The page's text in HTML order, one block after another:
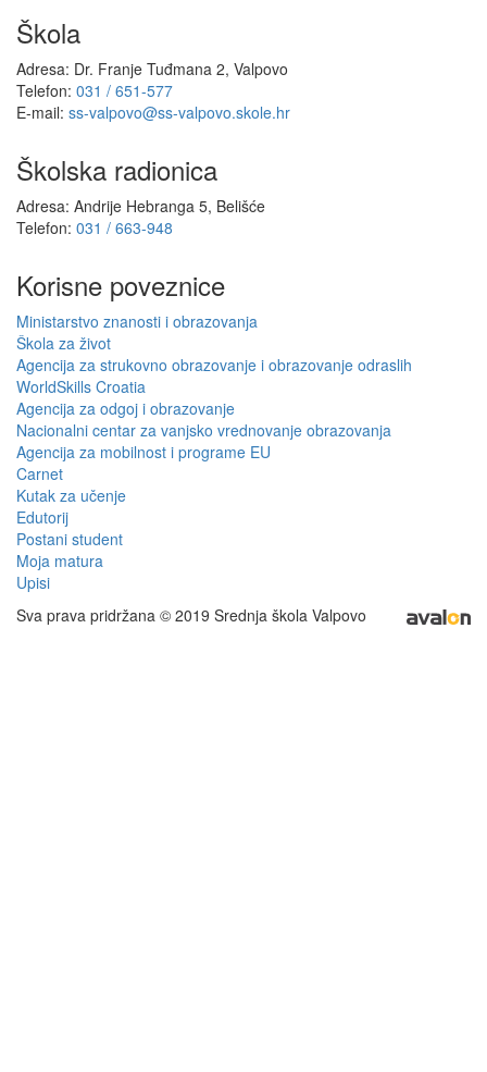
Škola
Adresa: Dr. Franje Tuđmana 2, Valpovo
Telefon: 031 / 651-577
E-mail: ss-valpovo@ss-valpovo.skole.hr
Školska radionica
Adresa: Andrije Hebranga 5, Belišće
Telefon: 031 / 663-948
Korisne poveznice
Ministarstvo znanosti i obrazovanja
Škola za život
Agencija za strukovno obrazovanje i obrazovanje odraslih
WorldSkills Croatia
Agencija za odgoj i obrazovanje
Nacionalni centar za vanjsko vrednovanje obrazovanja
Agencija za mobilnost i programe EU
Carnet
Kutak za učenje
Edutorij
Postani student
Moja matura
Upisi
Sva prava pridržana © 2019 Srednja škola Valpovo